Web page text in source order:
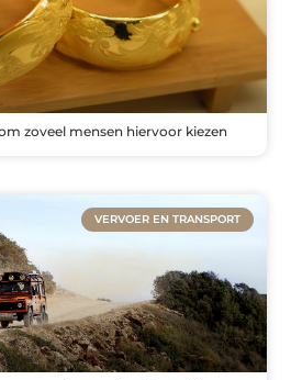
zoveel mensen hiervoor kiezen
VERVOER EN TRANSPORT